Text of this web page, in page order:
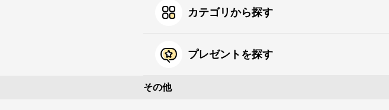
カテゴリから探す
プレゼントを探す
その他